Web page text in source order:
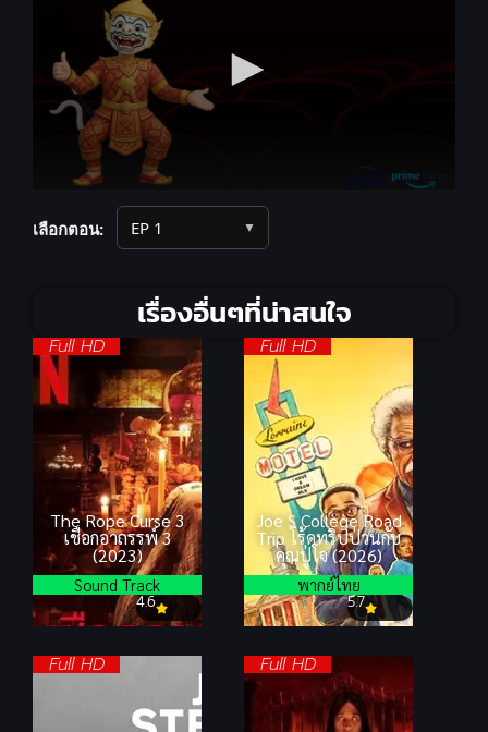
เลือกตอน: ▼
เรื่องอื่นๆที่น่าสนใจ
Full HD
The Rope Curse 3
เชือกอาถรรพ์ 3
(2023)
4.6
Sound Track
Full HD
Joe S College Road
Trip โร้ดทริปป่วนกับ
คุณปู่โจ (2026)
5.7
พากย์ไทย
Full HD Full HD